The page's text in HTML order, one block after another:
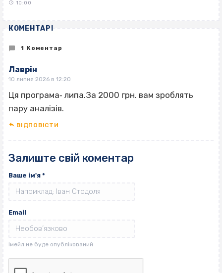
10:00
КОМЕНТАРІ
1 Коментар
Лаврін
10 липня 2026 в 12:20
Ця програма‐ липа.За 2000 грн. вам зроблять
пару аналізів.
ВІДПОВІCТИ
Залиште свій коментар
Ваше ім'я *
Email